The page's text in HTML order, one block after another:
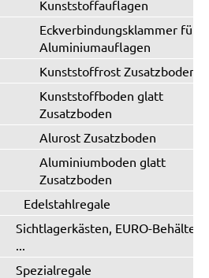
Kunststoffauflagen
Eckverbindungsklammer für
Aluminiumauflagen
Kunststoffrost Zusatzboden
Kunststoffboden glatt
Zusatzboden
Alurost Zusatzboden
Aluminiumboden glatt
Zusatzboden
Edelstahlregale
Sichtlagerkästen, EURO-Behälter
...
Spezialregale